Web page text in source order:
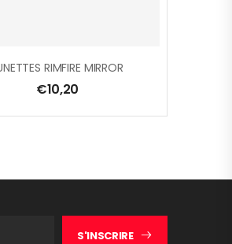
RIMFIRE MIRROR
€10,20
S'INSCRIRE